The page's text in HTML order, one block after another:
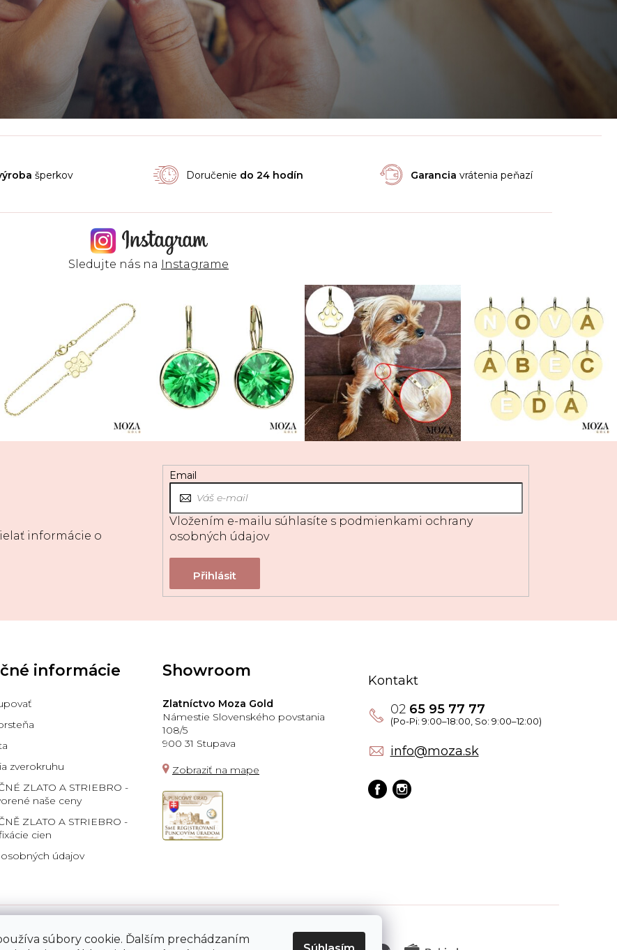
súbory cookie. Ďalším prechádzaním
šperkov Doručenie do 24 hodín Garancia vrátenia peňazí
Sledujte nás na Instagrame
informácie o
Email
Vložením e-mailu súhlasíte s podmienkami ochrany
osobných údajov
informácie
zverokruhu
ZLATO A STRIEBRO -
naše ceny
ZLATO A STRIEBRO -
cien
údajov
Showroom
Zlatníctvo Moza Gold
Námestie Slovenského povstania
108/5
900 31 Stupava
Zobraziť na mape
Kontakt
info@moza.sk
0265 95 77 77